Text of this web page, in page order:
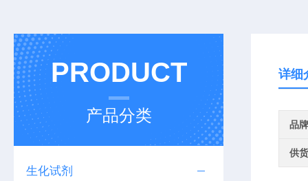
PRODUCT
产品分类
生化试剂
详细
品牌
供